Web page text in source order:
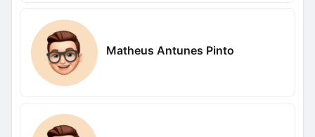
Matheus Antunes Pinto